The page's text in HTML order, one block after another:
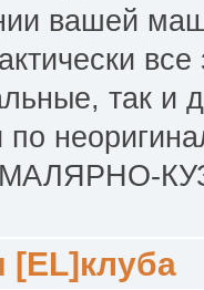
вашей
все
так и
по
[EL]клуба